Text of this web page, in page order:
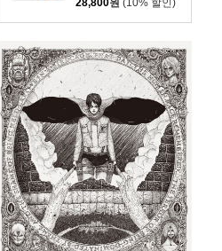
28,800원 (10% 할인)